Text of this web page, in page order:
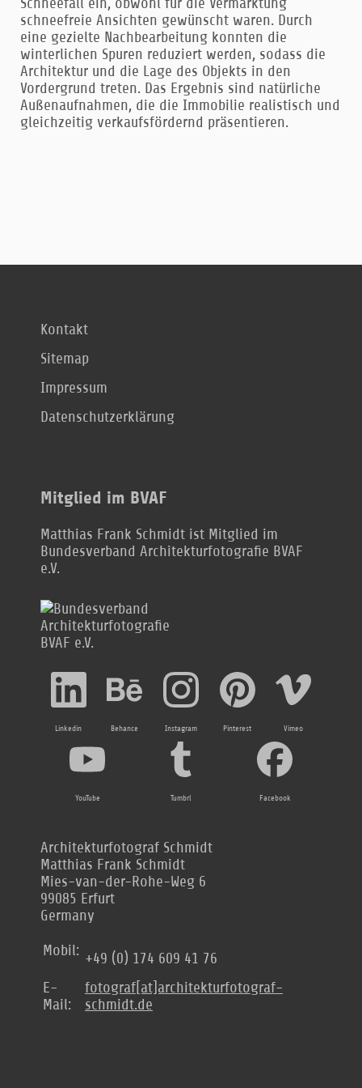
schneefreie Ansichten gewünscht waren. Durch
eine gezielte Nachbearbeitung konnten die
winterlichen Spuren reduziert werden, sodass die
Architektur und die Lage des Objekts in den
Vordergrund treten. Das Ergebnis sind natürliche
Außenaufnahmen, die die Immobilie realistisch und
gleichzeitig verkaufsfördernd präsentieren.
Kontakt
Sitemap
Impressum
Datenschutzerklärung
Mitglied im BVAF
Matthias Frank Schmidt ist Mitglied im
Bundesverband Architekturfotografie BVAF
e.V.
Linkedin Behance Instagram Pinterest Vimeo
YouTube Tumbrl Facebook
Architekturfotograf Schmidt
Matthias Frank Schmidt
Mies-van-der-Rohe-Weg 6
99085 Erfurt
Germany
Mobil: +49 (0) 174 609 41 76
E-
Mail:
fotograf[at]architekturfotograf-
schmidt.de